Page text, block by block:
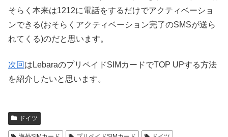
そらく本来は1212に電話をするだけでアクティベーショ
ンできる(おそらくアクティベーション完了のSMSが送ら
れてくる)のだと思います。
次回 はLebaraのプリペイドSIMカードでTOP UPする方法
を紹介したいと思います。
ドイツ